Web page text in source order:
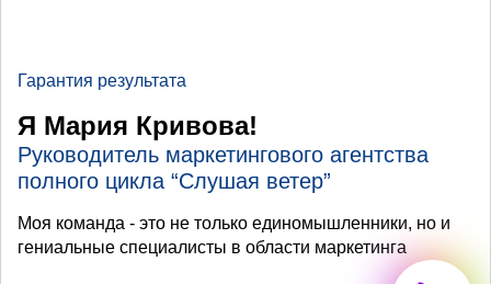
Гарантия результата
Я Мария Кривова!
Руководитель маркетингового агентства
полного цикла “Слушая ветер”
Моя команда - это не только единомышленники, но и
гениальные специалисты в области маркетинга